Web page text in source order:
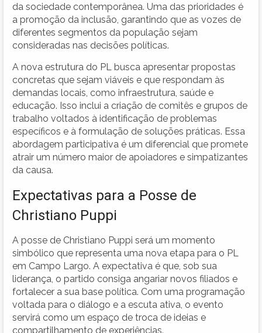
da sociedade contemporânea. Uma das prioridades é
a promoção da inclusão, garantindo que as vozes de
diferentes segmentos da população sejam
consideradas nas decisões políticas.
A nova estrutura do PL busca apresentar propostas
concretas que sejam viáveis e que respondam às
demandas locais, como infraestrutura, saúde e
educação. Isso inclui a criação de comitês e grupos de
trabalho voltados à identificação de problemas
específicos e à formulação de soluções práticas. Essa
abordagem participativa é um diferencial que promete
atrair um número maior de apoiadores e simpatizantes
da causa.
Expectativas para a Posse de
Christiano Puppi
A posse de Christiano Puppi será um momento
simbólico que representa uma nova etapa para o PL
em Campo Largo. A expectativa é que, sob sua
liderança, o partido consiga angariar novos filiados e
fortalecer a sua base política. Com uma programação
voltada para o diálogo e a escuta ativa, o evento
servirá como um espaço de troca de ideias e
compartilhamento de experiências.